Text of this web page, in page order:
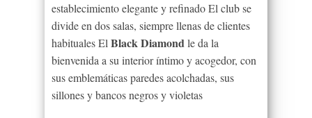
establecimiento elegante y refinado El club se
divide en dos salas, siempre llenas de clientes
habituales El Black Diamondle da la
bienvenida a su interior íntimo y acogedor, con
sus emblemáticas paredes acolchadas, sus
sillones y bancos negros y violetas